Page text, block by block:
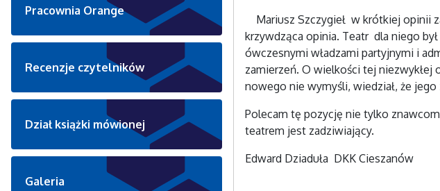
Mariusz Szczygieł w krótkiej opinii
krzywdząca opinia. Teatr dla niego
ówczesnymi władzami partyjnymi i
zamierzeń. O wielkości tej niezwykłej
nowego nie wymyśli, wiedział, że
Polecam tę pozycję nie tylko
teatrem jest zadziwiający.
Edward Dziaduła DKK Cieszanów
Pracownia Orange
Recenzje czytelników
Dział książki mówionej
Galeria